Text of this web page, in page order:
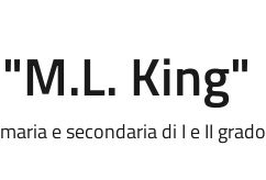
King"
e secondaria di I e II grado